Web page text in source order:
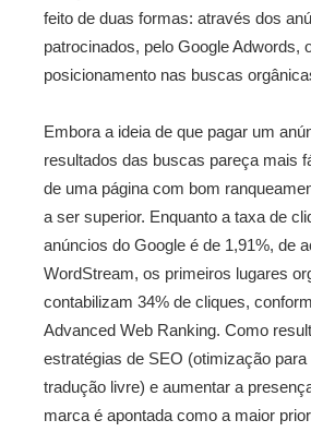
feito de duas formas: através dos
patrocinados, pelo Google Adwords,
posicionamento nas buscas
Embora a ideia de que pagar um
resultados das buscas pareça mais
de uma página com bom
a ser superior. Enquanto a taxa de
anúncios do Google é de 1,91%, de
WordStream, os primeiros lugares
contabilizam 34% de cliques,
Advanced Web Ranking. Como
estratégias de SEO (otimização
tradução livre) e aumentar a
marca é apontada como a maior